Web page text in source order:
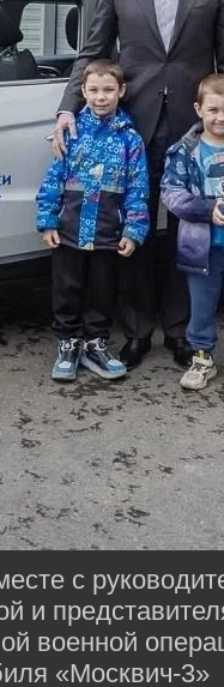
с
и
военной
«Москвич-3»